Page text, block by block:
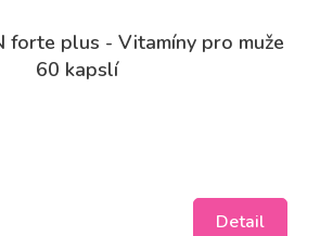
forte plus - Vitamíny pro muže
60 kapslí
Detail